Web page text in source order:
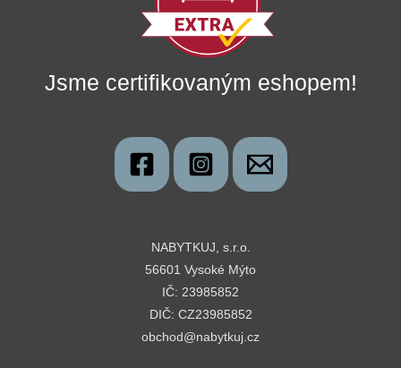
Jsme certifikovaným eshopem!
NABYTKUJ, s.r.o.
56601 Vysoké Mýto
IČ: 23985852
DIČ: CZ23985852
obchod@nabytkuj.cz